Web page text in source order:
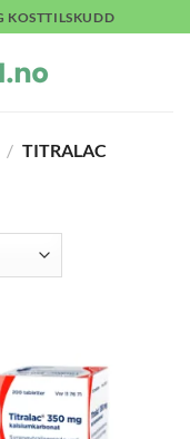
KOSTTILSKUDD
/ TITRALAC